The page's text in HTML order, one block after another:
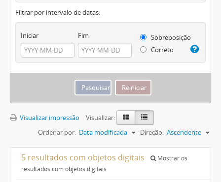
Filtrar por intervalo de datas:
Iniciar Fim
Sobreposição
Correto
Visualizar impressão
Visualizar:
Ordenar por: Data modificada Direção: Ascendente
5 resultados com objetos digitais
Mostrar os
resultados com objetos digitais